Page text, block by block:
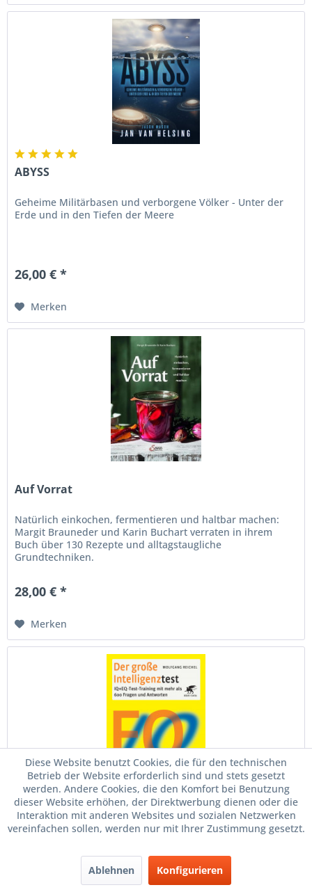
ABYSS
Geheime Militärbasen und verborgene Völker - Unter der
Erde und in den Tiefen der Meere
26,00 € *
Merken
Auf Vorrat
Natürlich einkochen, fermentieren und haltbar machen:
Margit Brauneder und Karin Buchart verraten in ihrem
Buch über 130 Rezepte und alltagstaugliche
Grundtechniken.
28,00 € *
Merken
Der große Intelligenztest
Zum erstenmal IQ und EQ in einem Buch testen! Wie man
der Autor des Großen RTL-IQ-Tests, der Psychologe
Wolfgang Reichel,...
Diese Website benutzt Cookies, die für den technischen
Betrieb der Website erforderlich sind und stets gesetzt
werden. Andere Cookies, die den Komfort bei Benutzung
dieser Website erhöhen, der Direktwerbung dienen oder die
Interaktion mit anderen Websites und sozialen Netzwerken
vereinfachen sollen, werden nur mit Ihrer Zustimmung gesetzt.
Ablehnen Konfigurieren